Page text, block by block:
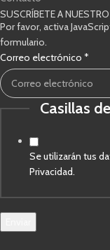
SUSCRÍBETE A
Por favor, activa
formulario.
Correo electrónico *
de
verificación
Casillas
Se utilizarán tus
Privacidad.